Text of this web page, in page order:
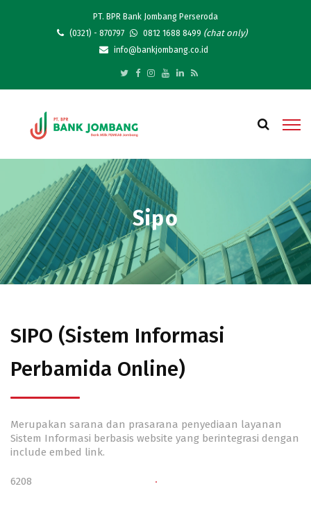
PT. BPR Bank Jombang Perseroda
(0321) - 870797
0812 1688 8499 (chat only)
info@bankjombang.co.id
Sipo
SIPO (Sistem Informasi
Perbamida Online)
Merupakan sarana dan prasarana penyediaan layanan
Sistem Informasi berbasis website yang berintegrasi dengan
include embed link.
6208